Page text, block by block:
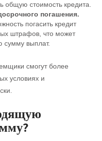
общую стоимость кредита.
погашения.
погасить кредит
штрафов, что может
сумму выплат.
смогут более
условиях и